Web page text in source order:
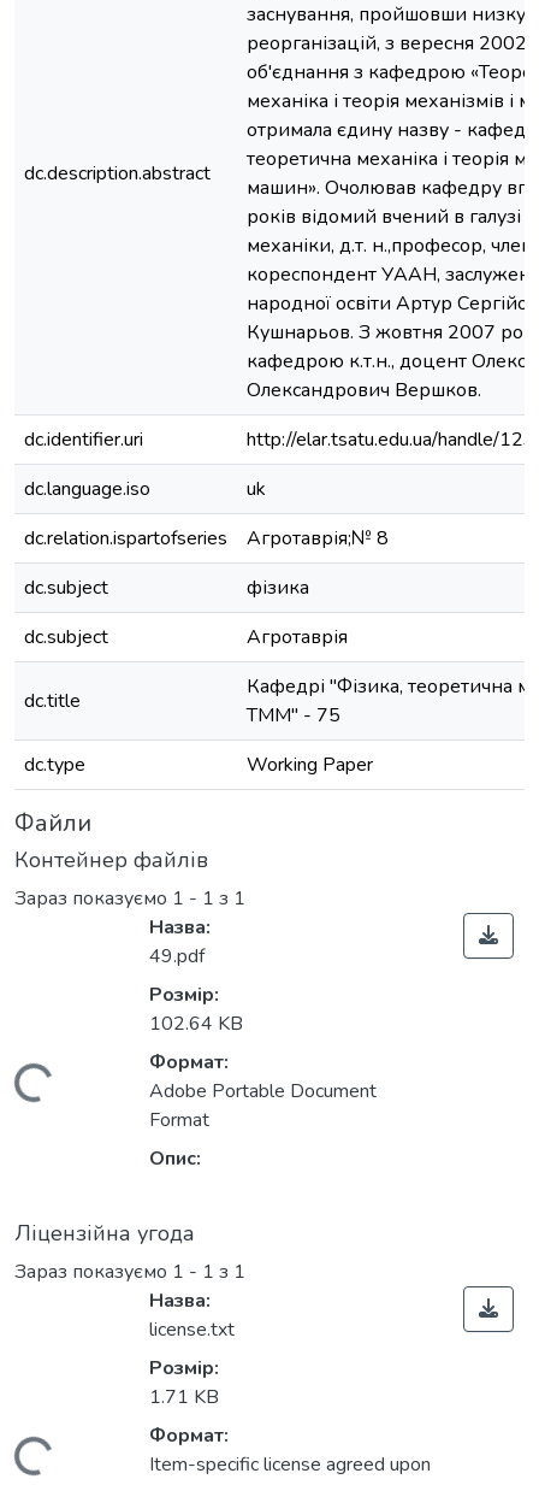
dc.description.abstract
заснування, пройшовши низку
реорганізацій, з вересня
об'єднання з кафедрою
механіка і теорія механізмів і
отримала єдину назву -
теоретична механіка і теорія
машин». Очолював кафедру
років відомий вчений в галузі
механіки, д.т. н.,професор,
кореспондент УААН,
народної освіти Артур
Кушнарьов. З жовтня 2007
кафедрою к.т.н., доцент
Олександрович Вершков.
dc.identifier.uri
http://elar.tsatu.edu.ua/handle/
dc.language.iso
uk
dc.relation.ispartofseries
Агротаврія;№ 8
dc.subject
фізика
dc.subject
Агротаврія
dc.title
Кафедрі "Фізика, теоретична
ТММ" - 75
dc.type
Working Paper
Файли
Контейнер файлів
Зараз показуємо 1 - 1 з 1
Вантажиться...
Назва:
49.pdf
Розмір:
102.64 KB
Формат:
Adobe Portable Document
Format
Опис:
Ліцензійна угода
Зараз показуємо 1 - 1 з 1
Назва:
license.txt
Розмір:
1.71 KB
Формат:
Item-specific license agreed upon